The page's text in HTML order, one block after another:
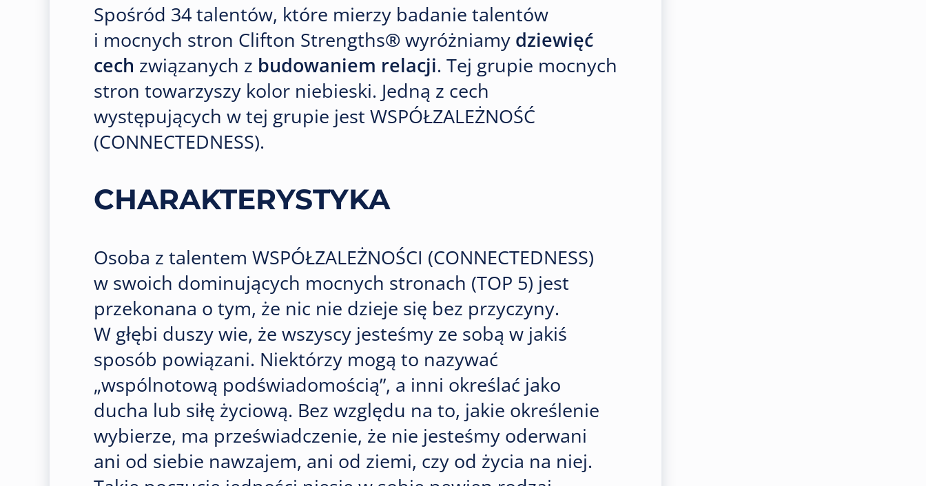
Spośród 34 talentów, które mierzy badanie talentów
i mocnych stron Clifton Strengths®wyróżniamy dziewięć
cech związanych z budowaniem relacji. Tej grupie mocnych
stron towarzyszy kolor niebieski. Jedną z cech
występujących w tej grupie jest WSPÓŁZALEŻNOŚĆ
(CONNECTEDNESS).
CHARAKTERYSTYKA
Osoba z talentem WSPÓŁZALEŻNOŚCI (CONNECTEDNESS)
w swoich dominujących mocnych stronach (TOP 5) jest
przekonana o tym, że nic nie dzieje się bez przyczyny.
W głębi duszy wie, że wszyscy jesteśmy ze sobą w jakiś
sposób powiązani. Niektórzy mogą to nazywać
„wspólnotową podświadomością”, a inni określać jako
ducha lub siłę życiową. Bez względu na to, jakie określenie
wybierze, ma przeświadczenie, że nie jesteśmy oderwani
ani od siebie nawzajem, ani od ziemi, czy od życia na niej.